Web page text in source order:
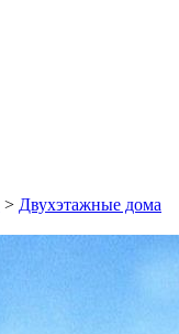
> Двухэтажные дома